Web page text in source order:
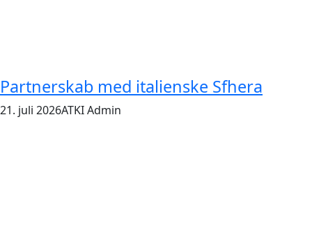
Partnerskab med italienske Sfhera
21. juli 2026ATKI Admin